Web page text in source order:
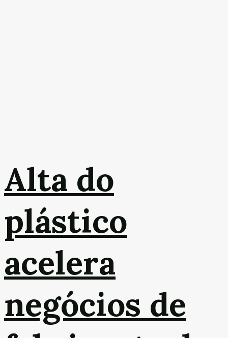
Alta do
plástico
acelera
negócios de